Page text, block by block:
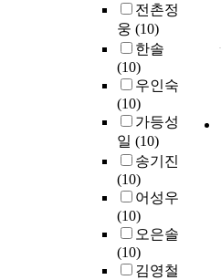
전촌정
웅 (10)
한솔
(10)
우인숙
(10)
가등성
일 (10)
송기진
(10)
어성우
(10)
오은솔
(10)
김영철